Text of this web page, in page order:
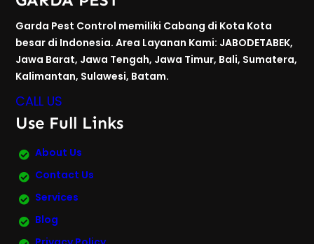
Garda Pest Control memiliki Cabang di Kota Kota
besar di Indonesia. Area Layanan Kami: JABODETABEK,
Jawa Barat, Jawa Tengah, Jawa Timur, Bali, Sumatera,
Kalimantan, Sulawesi, Batam.
CALL US
Use Full Links
About Us
Contact Us
Services
Blog